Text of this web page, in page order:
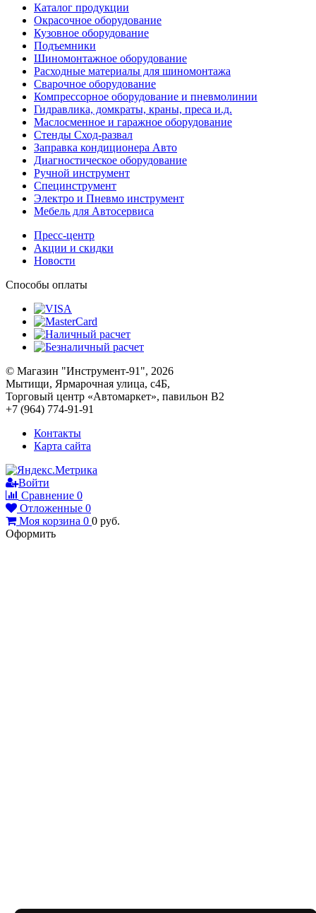
Каталог продукции
Окрасочное оборудование
Кузовное оборудование
Подъемники
Шиномонтажное оборудование
Расходные материалы для шиномонтажа
Сварочное оборудование
Компрессорное оборудование и пневмолинии
Гидравлика, домкраты, краны, преса и.д.
Маслосменное и гаражное оборудование
Стенды Сход-развал
Заправка кондиционера Авто
Диагностическое оборудование
Ручной инструмент
Специнструмент
Электро и Пневмо инструмент
Мебель для Автосервиса
Пресс-центр
Акции и скидки
Новости
Способы оплаты
© Магазин "Инструмент-91", 2026
Мытищи, Ярмарочная улица, с4Б,
Торговый центр «Автомаркет», павильон В2
+7 (964) 774-91-91
Контакты
Карта сайта
Войти
Сравнение 0
Отложенные 0
Моя корзина 0 0 руб.
Оформить